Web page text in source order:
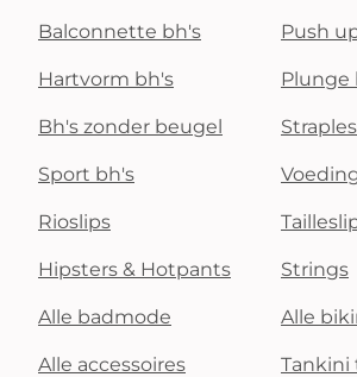
Balconnette bh's Push
Hartvorm bh's Plunge
Bh's zonder beugel
Sport bh's
Rioslips
Hipsters & Hotpants Strings
Alle badmode Alle
Alle accessoires Tankini